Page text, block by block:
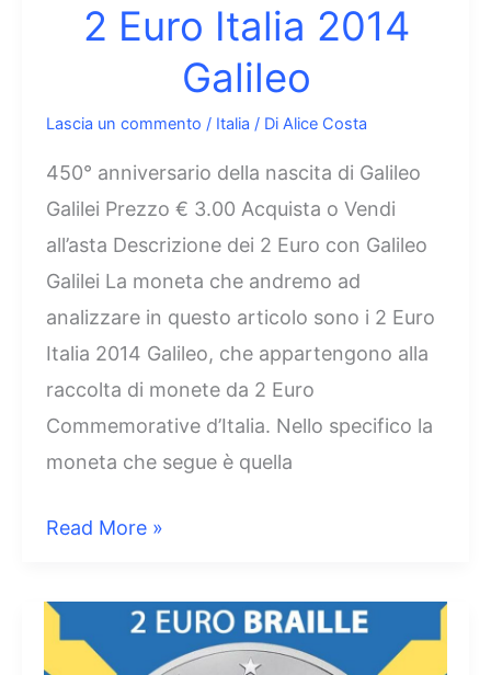
2 Euro Italia 2014
Galileo
Lascia un commento / Italia / Di Alice Costa
450° anniversario della nascita di Galileo
Galilei Prezzo € 3.00 Acquista o Vendi
all’asta Descrizione dei 2 Euro con Galileo
Galilei La moneta che andremo ad
analizzare in questo articolo sono i 2 Euro
Italia 2014 Galileo, che appartengono alla
raccolta di monete da 2 Euro
Commemorative d’Italia. Nello specifico la
moneta che segue è quella
2
Italia
2014
Read More »